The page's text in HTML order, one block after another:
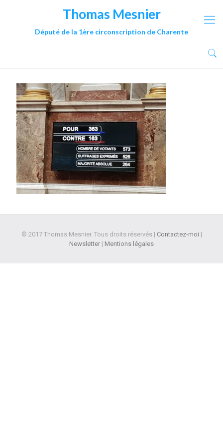
Thomas Mesnier
Député de la 1ère circonscription de Charente
© 2017 Thomas Mesnier. Tous droits réservés | Contactez-moi |
Newsletter | Mentions légales